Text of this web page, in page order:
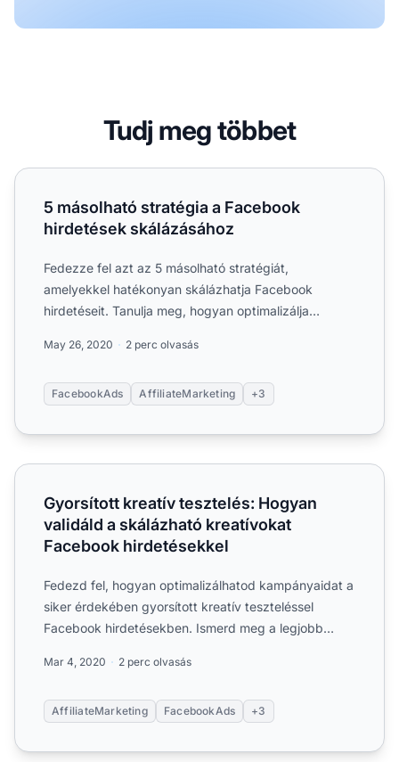
Tudj meg többet
5 másolható stratégia a Facebook hirdetések
5 másolható stratégia a Facebook
hirdetések skálázásához
Fedezze fel azt az 5 másolható stratégiát,
amelyekkel hatékonyan skálázhatja Facebook
hirdetéseit. Tanulja meg, hogyan optimalizálja
May 26, 2020 2 perc olvasás
FacebookAds AffiliateMarketing +3
Gyorsított kreatív tesztelés: Hogyan validáld a
Gyorsított kreatív tesztelés: Hogyan
validáld a skálázható kreatívokat
Facebook hirdetésekkel
Fedezd fel, hogyan optimalizálhatod kampányaidat a
siker érdekében gyorsított kreatív teszteléssel
Facebook hirdetésekben. Ismerd meg a legjobb
Mar 4, 2020 2 perc olvasás
AffiliateMarketing FacebookAds +3